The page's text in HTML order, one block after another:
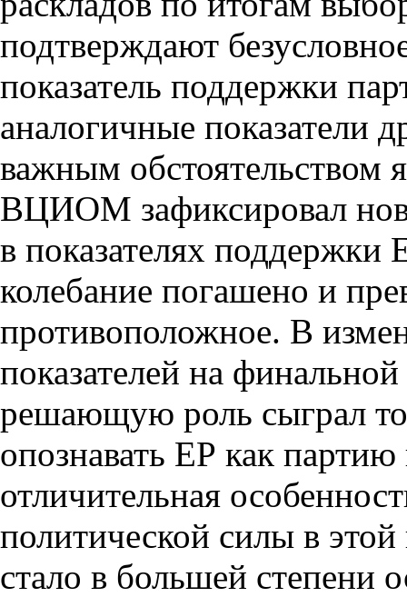
подтверждают
показатель поддержки
аналогичные показатели
важным обстоятельством
ВЦИОМ зафиксировал
в показателях
колебание погашено и
противоположное. В
показателей на
решающую роль сыграл
опознавать ЕР как партию
отличительная
политической силы в
стало в большей степени